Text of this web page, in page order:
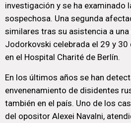
investigación y se ha examinado
sospechosa. Una segunda
similares tras su asistencia a
Jodorkovski celebrada el 29 y 30
en el Hospital Charité de Berlín.
En los últimos años se han
envenenamiento de disidentes
también en el país. Uno de los
del opositor Alexei Navalni,